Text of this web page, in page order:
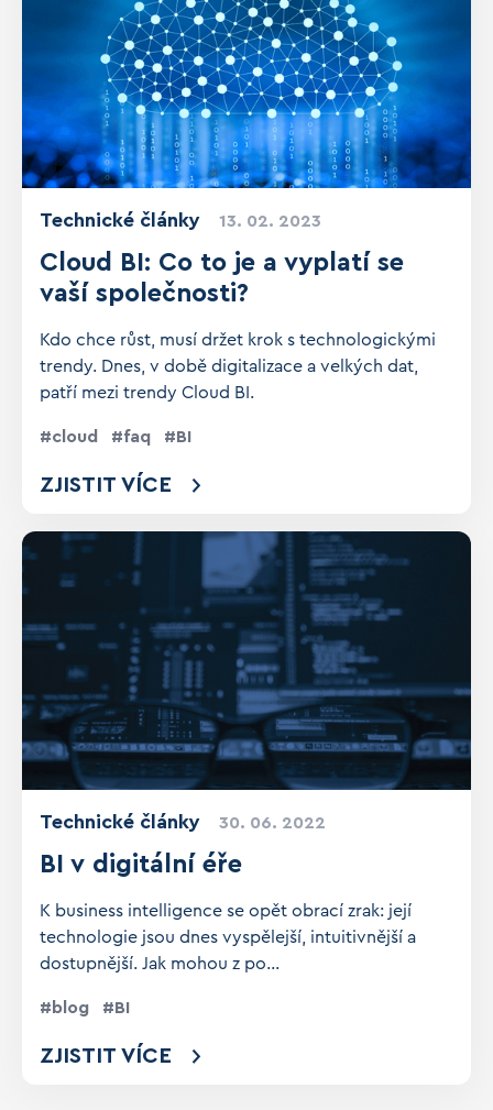
Technické články 13. 02. 2023
Cloud BI: Co to je a vyplatí se
vaší společnosti?
Kdo chce růst, musí držet krok s technologickými
trendy. Dnes, v době digitalizace a velkých dat,
patří mezi trendy Cloud BI.
cloud faq BI
ZJISTIT VÍCE
Technické články 30. 06. 2022
BI v digitální éře
K business intelligence se opět obrací zrak: její
technologie jsou dnes vyspělejší, intuitivnější a
dostupnější. Jak mohou z po...
blog BI
ZJISTIT VÍCE